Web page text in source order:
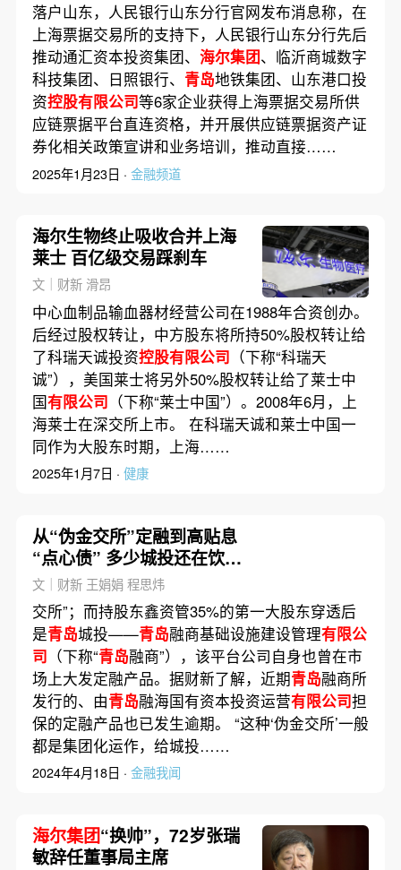
落户山东，人民银行山东分行官网发布消息称，在
上海票据交易所的支持下，人民银行山东分行先后
推动通汇资本投资集团、 海尔集团、临沂商城数字
科技集团、日照银行、 青岛地铁集团、山东港口投
资控股有限公司等6家企业获得上海票据交易所供
应链票据平台直连资格，并开展供应链票据资产证
券化相关政策宣讲和业务培训，推动直接……
2025年1月23日 · 金融频道
海尔生物终止吸收合并上海
莱士 百亿级交易踩刹车
文｜财新 滑昂
中心血制品输血器材经营公司在1988年合资创办。
后经过股权转让，中方股东将所持50%股权转让给
了科瑞天诚投资控股有限公司 （下称“科瑞天
诚”），美国莱士将另外50%股权转让给了莱士中
国有限公司 （下称“莱士中国”）。2008年6月，上
海莱士在深交所上市。 在科瑞天诚和莱士中国一
同作为大股东时期，上海……
2025年1月7日 · 健康
从“伪金交所”定融到高贴息
“点心债” 多少城投还在饮鸩
止渴？
文｜财新 王娟娟 程思炜
交所”；而持股东鑫资管35%的第一大股东穿透后
是青岛城投——青岛融商基础设施建设管理有限公
司 （下称“青岛融商”），该平台公司自身也曾在市
场上大发定融产品。据财新了解，近期青岛融商所
发行的、由青岛融海国有资本投资运营有限公司担
保的定融产品也已发生逾期。 “这种‘伪金交所’一般
都是集团化运作，给城投……
2024年4月18日 · 金融我闻
海尔集团“换帅”，72岁张瑞
敏辞任董事局主席